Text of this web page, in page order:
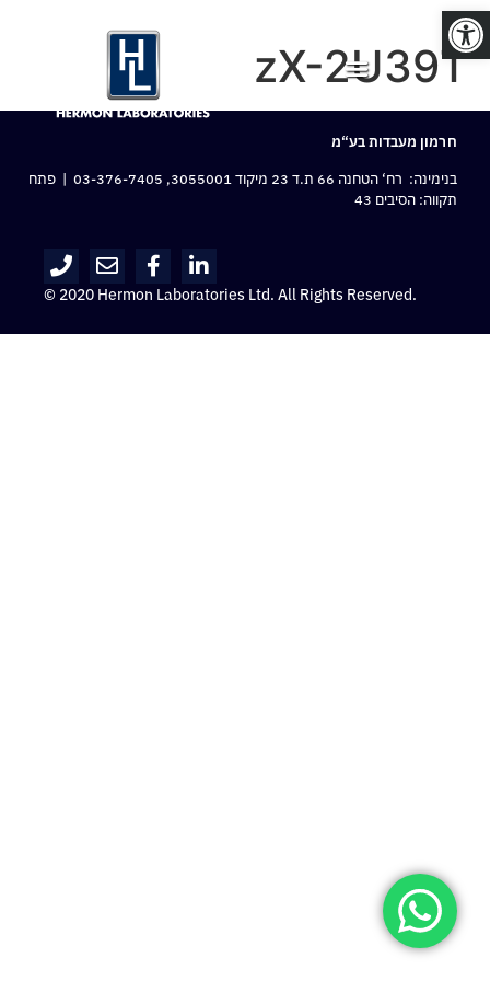
פתח סרגל נגישות
zX-2U39T
חרמון מעבדות בע“מ
בנימינה: רח‘ הטחנה 66 ת.ד 23 מיקוד 3055001,
03-376-7405 | פתח
תקווה: הסיבים 43
© 2020 Hermon Laboratories Ltd. All Rights Reserved.